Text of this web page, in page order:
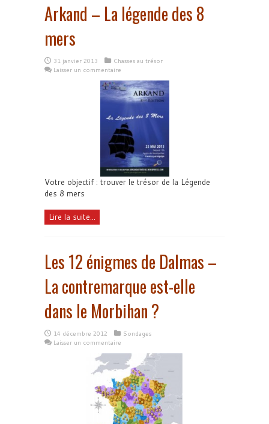
Arkand – La légende des 8
mers
31 janvier 2013
Chasses au trésor
Laisser un commentaire
Votre objectif : trouver le trésor de la Légende
des 8 mers
Lire la suite...
Les 12 énigmes de Dalmas –
La contremarque est-elle
dans le Morbihan ?
14 décembre 2012
Sondages
Laisser un commentaire